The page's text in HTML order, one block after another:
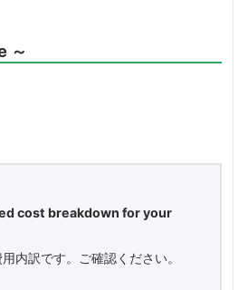
～
cost breakdown for your
内訳です。ご確認ください。